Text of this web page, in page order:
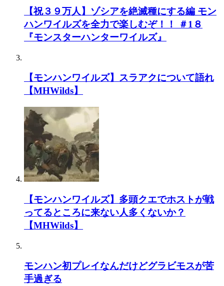
【祝３９万人】ゾシアを絶滅種にする編 モン
ハンワイルズを全力で楽しむぞ！！ ＃1８
『モンスターハンターワイルズ』
【モンハンワイルズ】スラアクについて語れ
【MHWilds】
【モンハンワイルズ】多頭クエでホストが戦
ってるところに来ない人多くないか？
【MHWilds】
モンハン初プレイなんだけどグラビモスが苦
手過ぎる